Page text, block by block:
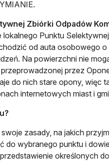
Zbiórki Odpadów
Punktu
od auta osobowego
Na powierzchni nie
przez
do nich stare opony, więc
internetowych miast i
zasady, na jakich
do wybranego punktu i
określonych